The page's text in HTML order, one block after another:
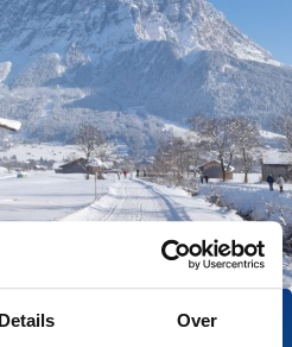
Details Over